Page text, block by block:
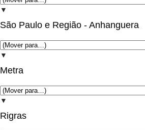
▼
São Paulo e Região - Anhanguera
▼
Metra
▼
Rigras